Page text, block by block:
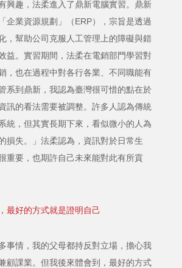
興趣，法柔進入了鼎新電腦實習。鼎新
企業資源規劃」（ERP），宗旨是透過
，幫助公司克服人工管理上的障礙與錯
益。實習期間，法柔在電銷部門學習對
，也在過程中對各行各業、不同職能有
系到鼎新，我認為臺灣很可惜的點在於
訊的看法需要被調整。許多人認為傳統
統，但其實長期下來，看似微小的人為
損失。」法柔認為，資訊對於日常生
重要，也期許自己未來能對此有所貢
最好的方式就是證明自己
事情，我的父母都持反對立場，擔心我
顧課業。但我後來體會到，最好的方式